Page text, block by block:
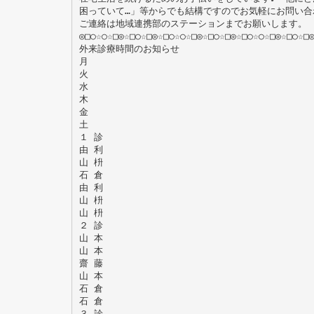
困っていて…」等からでも結構ですのでお気軽にお問い
ご連絡は地域連携部のステーションまでお願いします。
外来診療時間のお知らせ
月
火
水
木
金
土
１ 診
由 利
山 枡
石 倉
由 利
山 枡
山 枡
２ 診
山 本
山 本
齋 藤
山 本
石 倉
石 倉